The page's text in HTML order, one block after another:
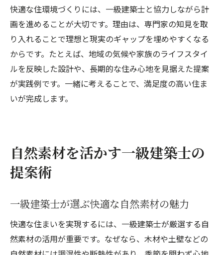
快適な住環境づくりには、一級建築士と協力しながら計
画を進めることが大切です。理由は、専門家の知見を取
り入れることで理想と現実のギャップを埋めやすくなる
からです。たとえば、地域の気候や家族のライフスタイ
ルを反映した設計や、長期的な住み心地を見据えた提案
が実践例です。一緒に考えることで、満足度の高い住ま
いが完成します。
自然素材を活かす一級建築士の
提案術
一級建築士が選ぶ快適な自然素材の魅力
快適な住まいを実現するには、一級建築士が厳選する自
然素材の活用が重要です。なぜなら、木材や土壁などの